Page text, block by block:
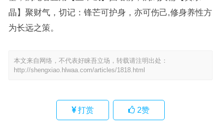
晶】聚财气，切记：锋芒可护身，亦可伤己,修身养性方
为长远之策。
本文来自网络，不代表好睐吾立场，转载请注明出处：
http://shengxiao.hlwaa.com/articles/1818.html
打赏 2赞